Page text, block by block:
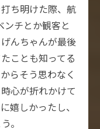
ち明けた際、航
チとか観客と
んちゃんが最後
ことも知ってる
らそう思わなく
心が折れかけて
嬉しかったし、
。